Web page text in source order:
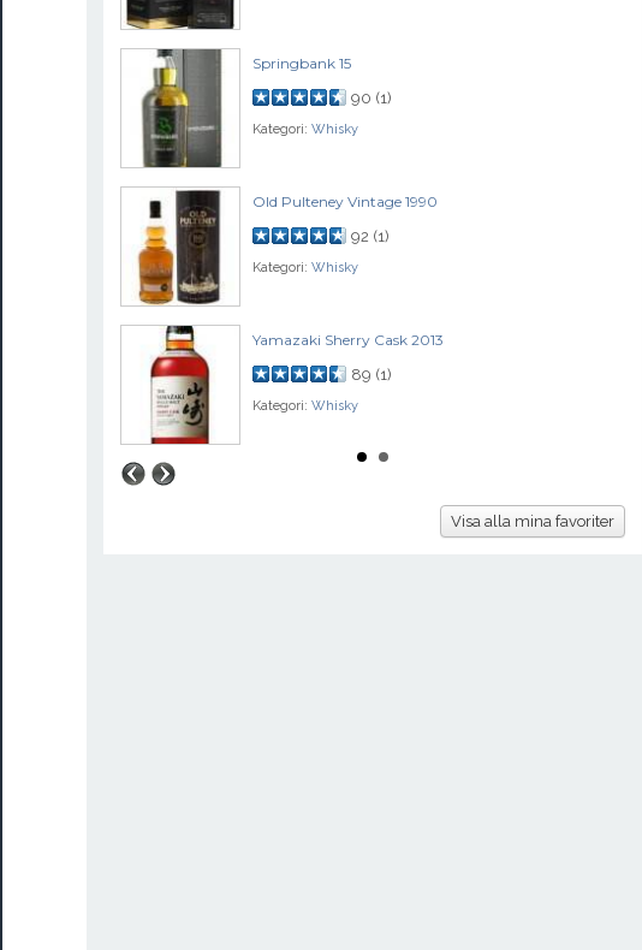
Springbank 15
90 (1)
Kategori: Whisky
Old Pulteney Vintage 1990
92 (1)
Kategori: Whisky
Yamazaki Sherry Cask 2013
89 (1)
Kategori: Whisky
Visa alla mina favoriter